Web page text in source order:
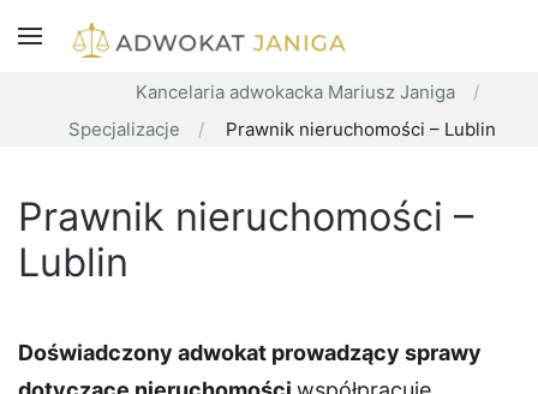
Kancelaria adwokacka Mariusz Janiga
Specjalizacje
Prawnik nieruchomości – Lublin
Prawnik nieruchomości –
Lublin
Doświadczony adwokat prowadzący sprawy